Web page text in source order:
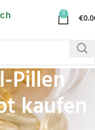
0 €
Pillen
kaufen